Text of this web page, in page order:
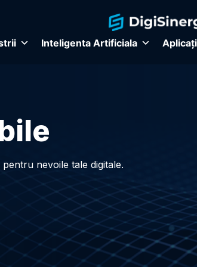
Inteligenta Artificiala
nevoile tale digitale.